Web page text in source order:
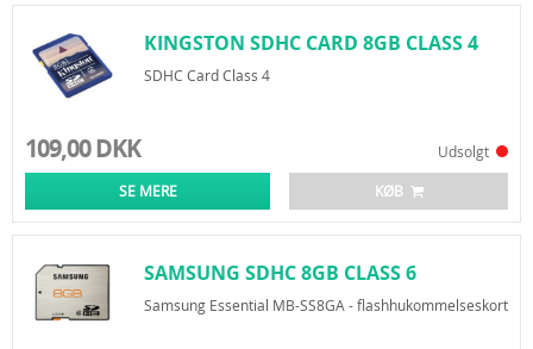
KINGSTON SDHC CARD 8GB CLASS 4
SDHC Card Class 4
109,00 DKK Udsolgt
SE MERE KØB
SAMSUNG SDHC 8GB CLASS 6
Samsung Essential MB-SS8GA - flashhukommelseskort